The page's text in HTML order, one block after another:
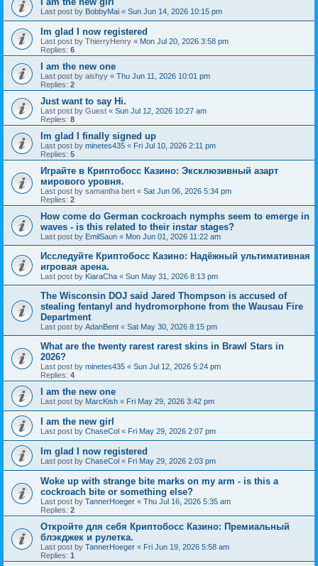
Last post by BobbyMai « Sun Jun 14, 2026 10:15 pm
Im glad I now registered
Last post by ThierryHenry « Mon Jul 20, 2026 3:58 pm
Replies: 6
I am the new one
Last post by aishyy « Thu Jun 11, 2026 10:01 pm
Replies: 2
Just want to say Hi.
Last post by Guest « Sun Jul 12, 2026 10:27 am
Replies: 8
Im glad I finally signed up
Last post by minetes435 « Fri Jul 10, 2026 2:11 pm
Replies: 5
Играйте в Криптобосс Казино: Эксклюзивный азарт
мирового уровня.
Last post by samantha bert « Sat Jun 06, 2026 5:34 pm
Replies: 2
How come do German cockroach nymphs seem to emerge in
waves - is this related to their instar stages?
Last post by EmilSaun « Mon Jun 01, 2026 11:22 am
Исследуйте Криптобосс Казино: Надёжный ультимативная
игровая арена.
Last post by KiaraCha « Sun May 31, 2026 8:13 pm
The Wisconsin DOJ said Jared Thompson is accused of
stealing fentanyl and hydromorphone from the Wausau Fire
Department
Last post by AdanBent « Sat May 30, 2026 8:15 pm
What are the twenty rarest rarest skins in Brawl Stars in
2026?
Last post by minetes435 « Sun Jul 12, 2026 5:24 pm
Replies: 4
I am the new one
Last post by MarcKish « Fri May 29, 2026 3:42 pm
I am the new girl
Last post by ChaseCol « Fri May 29, 2026 2:07 pm
Im glad I now registered
Last post by ChaseCol « Fri May 29, 2026 2:03 pm
Woke up with strange bite marks on my arm - is this a
cockroach bite or something else?
Last post by TannerHoeger « Thu Jul 16, 2026 5:35 am
Replies: 2
Откройте для себя Криптобосс Казино: Премиальный
блэкджек и рулетка.
Last post by TannerHoeger « Fri Jun 19, 2026 5:58 am
Replies: 1